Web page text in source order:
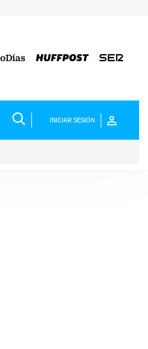
INICIAR SESIÓN